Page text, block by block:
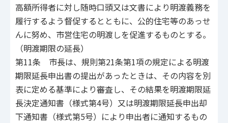
高額所得者に対し随時口頭又は文書により明渡義務を
履行するよう督促するとともに、公的住宅等のあっせ
んに努め、市営住宅の明渡しを促進するものとする。
（明渡期限の延長）
第11条 市長は、規則第21条第1項の規定による明渡
期限延長申出書の提出があったときは、その内容を別
表に定める基準により審査し、その結果を明渡期限延
長決定通知書（様式第4号）又は明渡期限延長申出却
下通知書（様式第5号）により申出者に通知するもの